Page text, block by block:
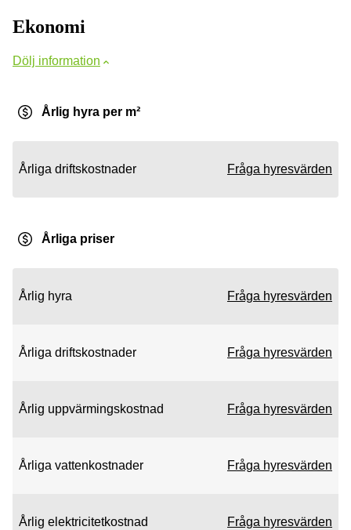
Ekonomi
Dölj information
Årlig hyra per m²
Årliga driftskostnader Fråga hyresvärden
Årliga priser
Årlig hyra Fråga hyresvärden
Årliga driftskostnader Fråga hyresvärden
Årlig uppvärmingskostnad Fråga hyresvärden
Årliga vattenkostnader Fråga hyresvärden
Årlig elektricitetkostnad Fråga hyresvärden